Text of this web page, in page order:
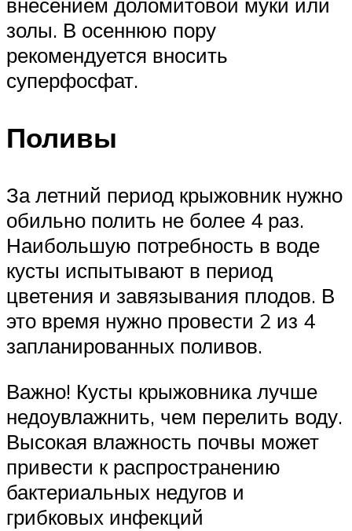
золы. В осеннюю пору
рекомендуется вносить
суперфосфат.
Поливы
За летний период крыжовник нужно
обильно полить не более 4 раз.
Наибольшую потребность в воде
кусты испытывают в период
цветения и завязывания плодов. В
это время нужно провести 2 из 4
запланированных поливов.
Важно! Кусты крыжовника лучше
недоувлажнить, чем перелить воду.
Высокая влажность почвы может
привести к распространению
бактериальных недугов и
грибковых инфекций